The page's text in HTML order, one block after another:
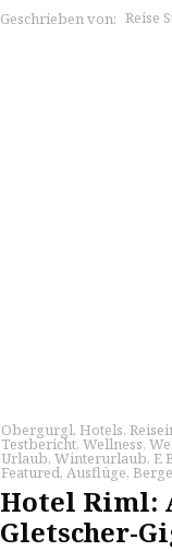
Geschrieben von: Reise
Obergurgl, Hotels,
Testbericht, Wellness,
Urlaub, Winterurlaub, E
Featured, Ausflüge, Berge
Hotel Riml:
Gletscher-